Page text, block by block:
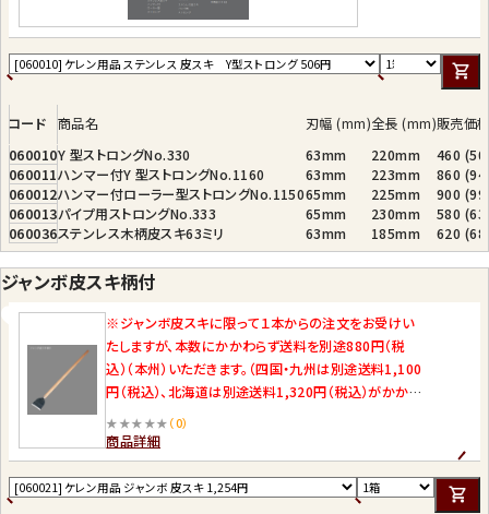
コード 商品名 刃幅 (mm)全長 (mm)販売価
060010Y 型ストロングNo.330 63mm 220mm
460
060011ハンマー付Y 型ストロングNo.1160 63mm 223mm
860
060012ハンマー付ローラー型ストロングNo.115065mm 225mm
900
060013パイプ用ストロングNo.333 65mm 230mm
580
060036ステンレス木柄皮スキ63ミリ 63mm 185mm 620
ジャンボ皮スキ柄付
※ジャンボ皮スキに限って１本からの注文をお受けい
たしますが、本数にかかわらず送料を別途880円（税
込）（本州）いただきます。（四国・九州は別途送料1,100
円（税込）、北海道は別途送料1,320円（税込）がかかり
ます。ただし離島は別途送料をご負担いただきます。）
★★★★★ （0）
商品詳細